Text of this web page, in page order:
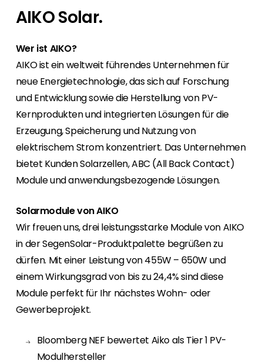
Service-Anbieter für Ihre Kunden.
Wir sind gerne unterwegs, also finden Sie
heraus, wo Sie sich uns anschließen können,
Schulungen und Webinare.
Bei uns haben Sie von Anfang an den
persönlichen Kontakt zu allen Abteilungen und
Segen Team
Lernen Sie unsere PV-Experten kennen.
Kunden-Portal
Unser Kunden-Portal bietet 24/7 Live-Preise,
Produktverfügbarkeit und Dokumentation!
Blog
Bleiben Sie auf dem Laufenden mit
Hier erfahren Sie es zuerst!
Karriere
Sie suchen nach einem Job in der
Erneuerbaren Energie Branche? Dann sind Sie
bei uns richtig!
Hauseigentümer
Produkt- und Brancheninformationen sind,
werden Sie bei uns fündig.
Segen Fachpartner aus Ihrer Region.
Segen Partner werden
Sie sind ein PV-Profi? Dann werden Sie noch
heute Segen Partner und profitieren Sie von
unseren Vorteilen!
Finden Sie einen PV-Installateur in Ihrer
Region
Sie sind Privatkunde und sind auf der Suche
nach einem passenden PV-Installateur? Dann
sind Sie bei uns genau richtig.
AIKO Solar.
Wer ist AIKO?
AIKO ist ein weltweit führendes Unternehmen für
neue Energietechnologie, das sich auf Forschung
und Entwicklung sowie die Herstellung von PV-
Kernprodukten und integrierten Lösungen für die
Erzeugung, Speicherung und Nutzung von
elektrischem Strom konzentriert. Das Unternehmen
bietet Kunden Solarzellen, ABC (All Back Contact)
Module und anwendungsbezogende Lösungen.
Solarmodule von AIKO
Wir freuen uns, drei leistungsstarke Module von AIKO
in der SegenSolar-Produktpalette begrüßen zu
dürfen. Mit einer Leistung von 455W – 650W und
einem Wirkungsgrad von bis zu 24,4% sind diese
Module perfekt für Ihr nächstes Wohn- oder
Gewerbeprojekt.
Bloomberg NEF bewertet Aiko als Tier 1 PV-
Modulhersteller